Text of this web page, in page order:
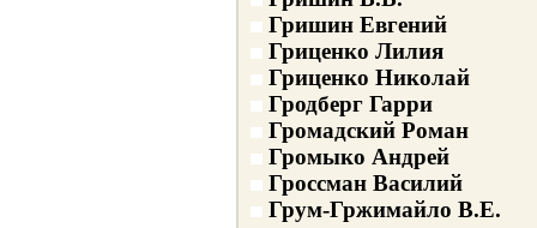
Гришин Евгений
Гриценко Лилия
Гриценко Николай
Гродберг Гарри
Громадский Роман
Громыко Андрей
Гроссман Василий
Грум-Гржимайло В.Е.